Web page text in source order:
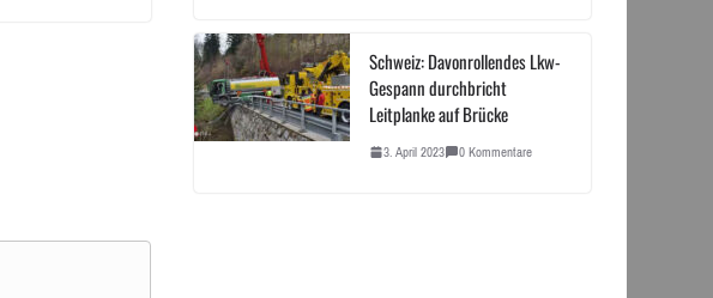
Schweiz: Davonrollendes Lkw-
Gespann durchbricht
Leitplanke auf Brücke
3. April 2023 0 Kommentare